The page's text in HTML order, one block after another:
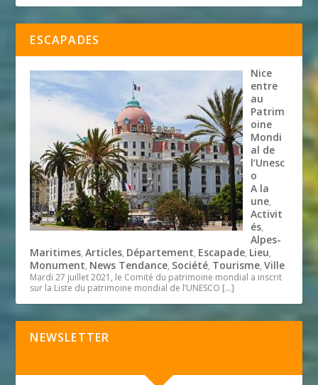
ESCAPADES
Nice
entre
au
Patrim
oine
Mondi
al de
l’Unesc
o
A la
une,
Activit
és,
Alpes-
Maritimes,Articles, Département, Escapade, Lieu,
Monument, News Tendance, Société, Tourisme,Ville
Mardi 27 juillet 2021, le Comité du patrimoine mondial a inscrit
sur la Liste du patrimoine mondial de l’UNESCO […]
NEWSLETTER